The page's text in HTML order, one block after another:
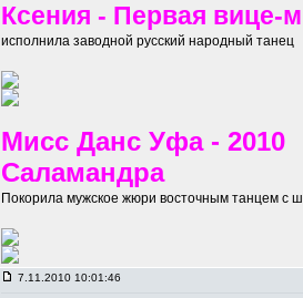
Ксения - Первая вице-
исполнила заводной русский народный танец
Мисс Данс Уфа - 2010
Саламандра
Покорила мужское жюри восточным танцем с
7.11.2010 10:01:46